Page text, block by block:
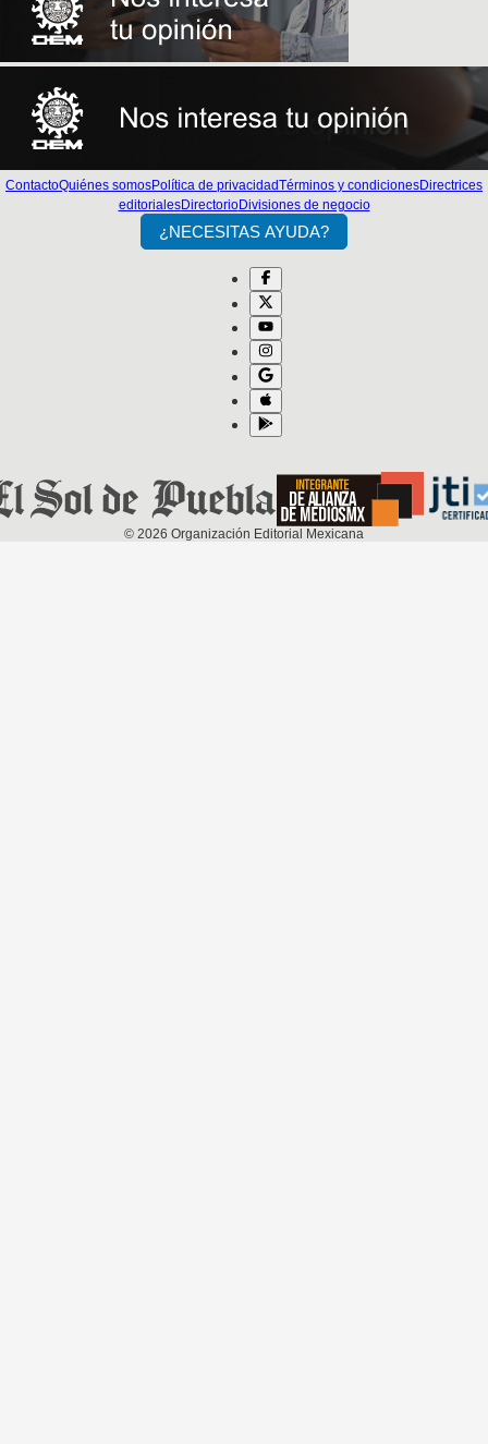
ContactoQuiénes somosPolítica de privacidadTérminos y condicionesDirectrices
editorialesDirectorioDivisiones de negocio
¿NECESITAS AYUDA?
© 2026 Organización Editorial Mexicana